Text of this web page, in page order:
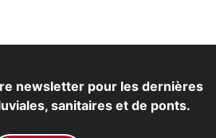
newsletter pour les dernières
sanitaires et de ponts.